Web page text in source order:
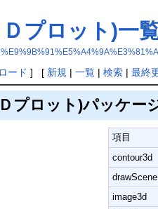
プロット)一
ード ] [ 新規 | 一覧| 検索| 最終
プロット)パッケー
項目
contour3d
drawScene
image3d